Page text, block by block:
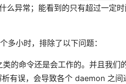
异常；能看到的只有超过一定时
多小时，排除了以下问题：
类的命令还是会工作的。并且我们
有误，会导致各个 daemon 之间